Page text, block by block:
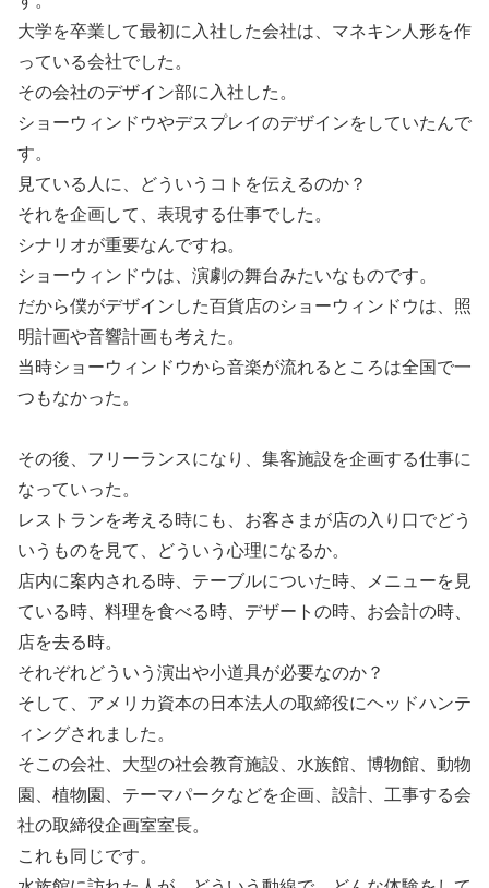
大学を卒業して最初に入社した会社は、マネキン人形を作
っている会社でした。
その会社のデザイン部に入社した。
ショーウィンドウやデスプレイのデザインをしていたんで
す。
見ている人に、どういうコトを伝えるのか？
それを企画して、表現する仕事でした。
シナリオが重要なんですね。
ショーウィンドウは、演劇の舞台みたいなものです。
だから僕がデザインした百貨店のショーウィンドウは、照
明計画や音響計画も考えた。
当時ショーウィンドウから音楽が流れるところは全国で一
つもなかった。
その後、フリーランスになり、集客施設を企画する仕事に
なっていった。
レストランを考える時にも、お客さまが店の入り口でどう
いうものを見て、どういう心理になるか。
店内に案内される時、テーブルについた時、メニューを見
ている時、料理を食べる時、デザートの時、お会計の時、
店を去る時。
それぞれどういう演出や小道具が必要なのか？
そして、アメリカ資本の日本法人の取締役にヘッドハンテ
ィングされました。
そこの会社、大型の社会教育施設、水族館、博物館、動物
園、植物園、テーマパークなどを企画、設計、工事する会
社の取締役企画室室長。
これも同じです。